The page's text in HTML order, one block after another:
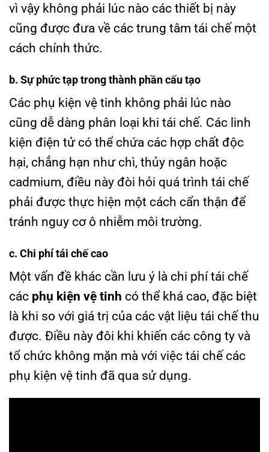
vì vậy không phải lúc nào các thiết bị này
cũng được đưa về các trung tâm tái chế một
cách chính thức.
b. Sự phức tạp trong thành phần cấu tạo
Các phụ kiện vệ tinh không phải lúc nào
cũng dễ dàng phân loại khi tái chế. Các linh
kiện điện tử có thể chứa các hợp chất độc
hại, chẳng hạn như chì, thủy ngân hoặc
cadmium, điều này đòi hỏi quá trình tái chế
phải được thực hiện một cách cẩn thận để
tránh nguy cơ ô nhiễm môi trường.
c. Chi phí tái chế cao
Một vấn đề khác cần lưu ý là chi phí tái chế
các phụ kiện vệ tinh có thể khá cao, đặc biệt
là khi so với giá trị của các vật liệu tái chế thu
được. Điều này đôi khi khiến các công ty và
tổ chức không mặn mà với việc tái chế các
phụ kiện vệ tinh đã qua sử dụng.